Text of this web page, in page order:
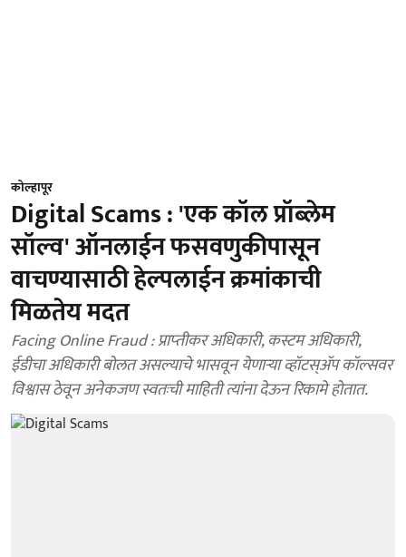
कोल्हापूर
Digital Scams : 'एक कॉल प्रॉब्लेम
सॉल्व' ऑनलाईन फसवणुकीपासून
वाचण्यासाठी हेल्पलाईन क्रमांकाची
मिळतेय मदत
Facing Online Fraud : प्राप्‍तीकर अधिकारी, कस्टम अधिकारी,
ईडीचा अधिकारी बोलत असल्याचे भासवून येणाऱ्या व्हॉटस्‌ॲप कॉल्सवर
विश्वास ठेवून अनेकजण स्वतःची माहिती त्यांना देऊन रिकामे होतात.